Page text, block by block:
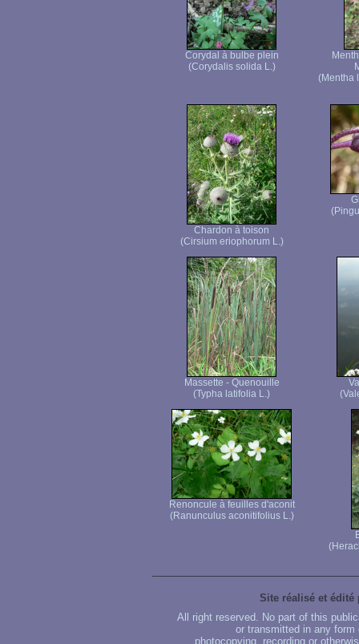
Corydal à bulbe plein
(Corydalis solida L.)
(Mentha
Chardon à toison
(Cirsium eriophorum L.)
Massette - Quenouille
(Typha latifolia L.)
Renoncule à feuilles d'aconit
(Ranunculus aconitifolius L.)
Site réalisé et édité
All right reserved. No part of this
or transmitted in any
photocopying, recording or